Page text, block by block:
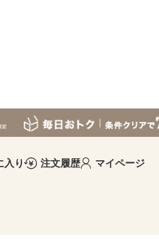
入り 注文履歴 マイページ